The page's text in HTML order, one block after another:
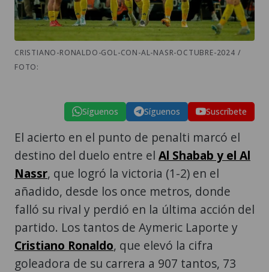
CRISTIANO-RONALDO-GOL-CON-AL-NASR-OCTUBRE-2024 /
FOTO:
Síguenos Síguenos Suscríbete
El acierto en el punto de penalti marcó el
destino del duelo entre el Al Shabab y el Al
Nassr, que logró la victoria (1-2) en el
añadido, desde los once metros, donde
falló su rival y perdió en la última acción del
partido. Los tantos de Aymeric Laporte y
Cristiano Ronaldo, que elevó la cifra
goleadora de su carrera a 907 tantos, 73